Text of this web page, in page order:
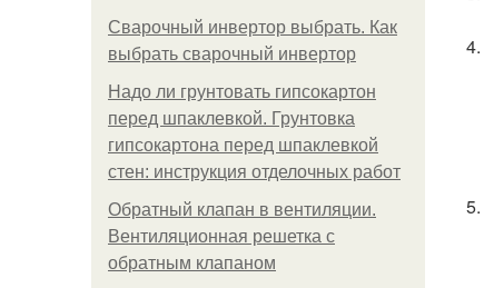
Сварочный инвертор выбрать. Как
выбрать сварочный инвертор
Надо ли грунтовать гипсокартон
перед шпаклевкой. Грунтовка
гипсокартона перед шпаклевкой
стен: инструкция отделочных работ
Обратный клапан в вентиляции.
Вентиляционная решетка с
обратным клапаном